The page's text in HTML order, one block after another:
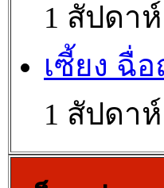
1 สัปดา
เซี้ยง ฉื่
1 สัปดา